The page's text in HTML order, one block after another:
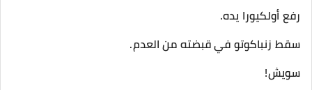
رفع أولكيورا يده.
سقط زنباكوتو في قبضته من العدم.
سويش!